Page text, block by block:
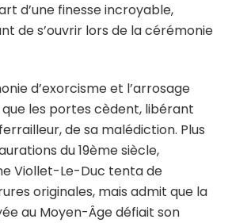
d’une finesse incroyable,
de s’ouvrir lors de la cérémonie
d’exorcisme et l’arrosage
que les portes cèdent, libérant
de sa malédiction. Plus
du 19ème siècle,
Viollet-Le-Duc tenta de
originales, mais admit que la
au Moyen-Âge défiait son